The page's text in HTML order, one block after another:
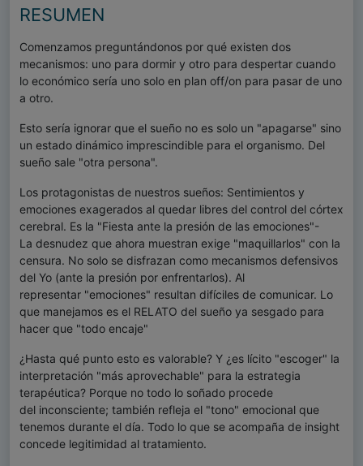
RESUMEN
Comenzamos preguntándonos por qué existen dos
mecanismos: uno para dormir y otro para despertar cuando
lo económico sería uno solo en plan off/on para pasar de uno
a otro.
Esto sería ignorar que el sueño no es solo un "apagarse" sino
un estado dinámico imprescindible para el organismo. Del
sueño sale "otra persona".
Los protagonistas de nuestros sueños: Sentimientos y
emociones exagerados al quedar libres del control del córtex
cerebral. Es la "Fiesta ante la presión de las emociones"-
La desnudez que ahora muestran exige "maquillarlos" con la
censura. No solo se disfrazan como mecanismos defensivos
del Yo (ante la presión por enfrentarlos). Al
representar "emociones" resultan difíciles de comunicar. Lo
que manejamos es el RELATO del sueño ya sesgado para
hacer que "todo encaje"
¿Hasta qué punto esto es valorable? Y ¿es lícito "escoger" la
interpretación "más aprovechable" para la estrategia
terapéutica? Porque no todo lo soñado procede
del inconsciente; también refleja el "tono" emocional que
tenemos durante el día. Todo lo que se acompaña de insight
concede legitimidad al tratamiento.